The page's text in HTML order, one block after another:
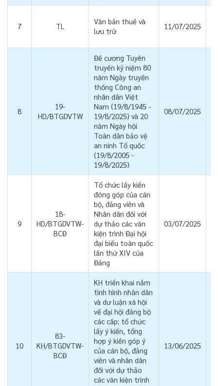
7 TL
Văn bản thuế và
lưu trữ
11/07/2025
8
19-
HD/BTGDVTW
Đề cương Tuyên
truyền kỷ niệm 80
năm Ngày truyền
thống Công an
nhân dân Việt
Nam (19/8/1945 -
19/8/2025) và 20
năm Ngày hội
Toàn dân bảo vệ
an ninh Tổ quốc
(19/8/2005 -
19/8/2025)
08/07/2025
9
18-
HD/BTGDVTW-
BCĐ
Tổ chức lấy kiến
đóng góp của cán
bộ, đảng viên và
Nhân dân đối với
dự thảo các văn
kiện trình Đại hội
đại biểu toàn quốc
lần thứ XIV của
Đảng
03/07/2025
10
83-
KH/BTGDVTW-
BCĐ
KH triển khai nắm
tình hình nhân dân
và dư luận xã hội
về đại hội đảng bộ
các cấp; tổ chức
lấy ý kiến, tổng
hợp ý kiến góp ý
của cán bộ, đảng
viên và nhân dân
đối với dự thảo
các văn kiện trình
13/06/2025